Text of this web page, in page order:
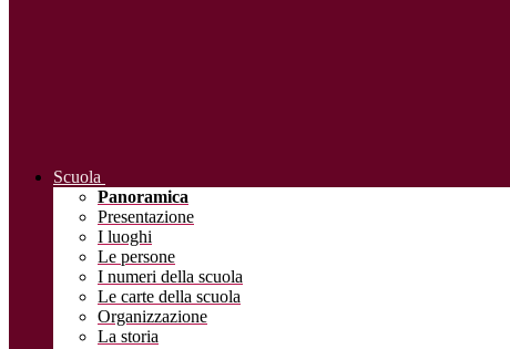
Scuola
Panoramica
Presentazione
I luoghi
Le persone
I numeri della scuola
Le carte della scuola
Organizzazione
La storia